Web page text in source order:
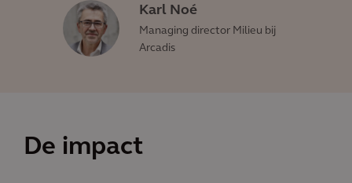
Karl Noé
Managing director Milieu bij
Arcadis
De impact